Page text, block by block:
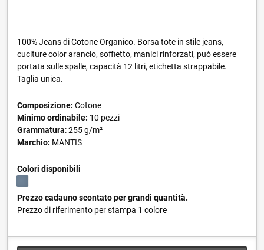
100% Jeans di Cotone Organico. Borsa tote in stile jeans,
cuciture color arancio, soffietto, manici rinforzati, può essere
portata sulle spalle, capacità 12 litri, etichetta strappabile.
Taglia unica.
Composizione: Cotone
Minimo ordinabile: 10 pezzi
Grammatura: 255 g/m²
Marchio: MANTIS
Colori disponibili
Prezzo cadauno scontato per grandi quantità.
Prezzo di riferimento per stampa 1 colore